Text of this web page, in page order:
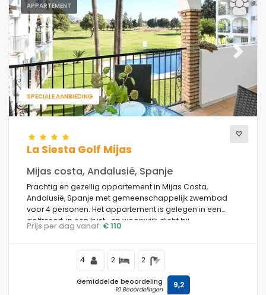
Luxe woningen
Weekeind (1)
Van de maand (16)
Voor het gezin (1)
Voor koppels (22)
Dichtbij het strand (9)
Strandgebied (15)
In de buurt van golfbanen
In de buurt van ski pistes
In stads omgeving (18)
landelijk gebied (3)
Halfpension (0)
Speciale kortingen (16)
APPARTEMENT
SPECIALE AANBIEDING
Previous Next
La Siesta Golf Mijas
Mijas costa, Andalusië, Spanje
Prachtig en gezellig appartement in Mijas Costa,
Andalusië, Spanje met gemeenschappelijk zwembad
voor 4 personen. Het appartement is gelegen in een
golfresort, in een kust- en woonwijk, dicht bij
supermarkten en 5 km van Fuengirola.
Prijs per dag vanaf: € 110
4 2 2
Gemiddelde beoordeling
10 Beoordelingen 9,2